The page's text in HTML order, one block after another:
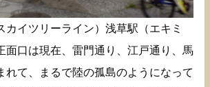
カイツリーライン）浅草駅（エキミ
面口は現在、雷門通り、江戸通り、馬
れて、まるで陸の孤島のようになって